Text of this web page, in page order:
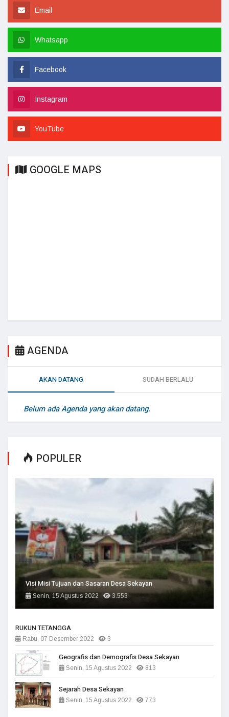
Email
Whatsapp
Facebook
Instagram
YouTube
GOOGLE MAPS
AGENDA
AKAN DATANG SUDAH BERLALU
Belum ada Agenda yang akan datang.
POPULER
Visi Misi Tujuan dan Sasaran Desa Sekayan
Senin, 15 Agustus 2022 3.553
RUKUN TETANGGA
Rabu, 07 Desember 2022 3
Geografis dan Demografis Desa Sekayan
Senin, 15 Agustus 2022 813
Sejarah Desa Sekayan
Senin, 15 Agustus 2022 773